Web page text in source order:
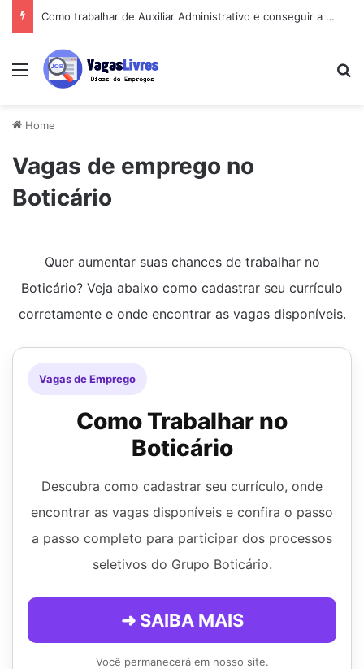
Como trabalhar de Auxiliar Administrativo e conseguir a primeira vaga rápido
Menu
Home
Vagas de emprego no
Boticário
Quer aumentar suas chances de trabalhar no
Boticário? Veja abaixo como cadastrar seu currículo
corretamente e onde encontrar as vagas disponíveis.
Vagas de Emprego
Como Trabalhar no
Boticário
Descubra como cadastrar seu currículo, onde
encontrar as vagas disponíveis e confira o passo
a passo completo para participar dos processos
seletivos do Grupo Boticário.
➜ SAIBA MAIS
Você permanecerá em nosso site.